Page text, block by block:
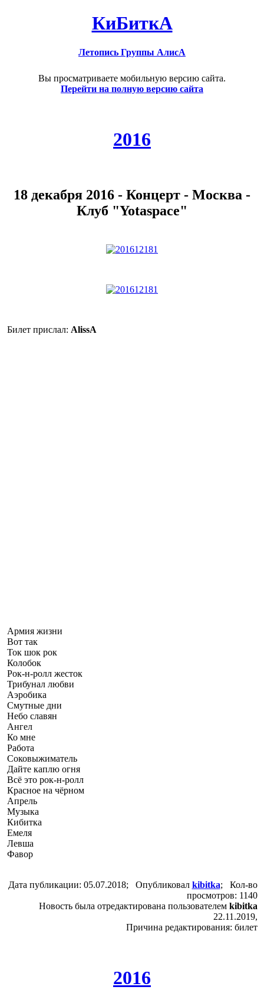
КиБиткА
Летопись Группы АлисА
Вы просматриваете мобильную версию сайта.
Перейти на полную версию сайта
2016
18 декабря 2016 - Концерт - Москва -
Клуб "Yotaspace"
Билет прислал: AlissA
Армия жизни
Вот так
Ток шок рок
Колобок
Рок-н-ролл жесток
Трибунал любви
Аэробика
Смутные дни
Небо славян
Ангел
Ко мне
Работа
Соковыжиматель
Дайте каплю огня
Всё это рок-н-ролл
Красное на чёрном
Апрель
Музыка
Кибитка
Емеля
Левша
Фавор
Дата публикации: 05.07.2018; Опубликовал kibitka; Кол-во
просмотров: 1140
Новость была отредактирована пользователем kibitka
22.11.2019,
Причина редактирования: билет
2016